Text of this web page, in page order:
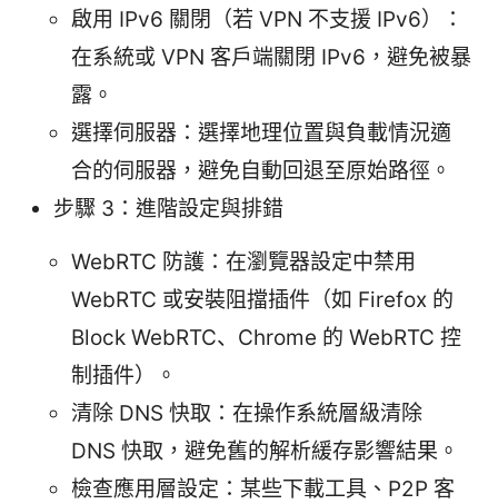
啟用 IPv6 關閉（若 VPN 不支援 IPv6）：
在系統或 VPN 客戶端關閉 IPv6，避免被暴
露。
選擇伺服器：選擇地理位置與負載情況適
合的伺服器，避免自動回退至原始路徑。
步驟 3：進階設定與排錯
WebRTC 防護：在瀏覽器設定中禁用
WebRTC 或安裝阻擋插件（如 Firefox 的
Block WebRTC、Chrome 的 WebRTC 控
制插件）。
清除 DNS 快取：在操作系統層級清除
DNS 快取，避免舊的解析緩存影響結果。
檢查應用層設定：某些下載工具、P2P 客